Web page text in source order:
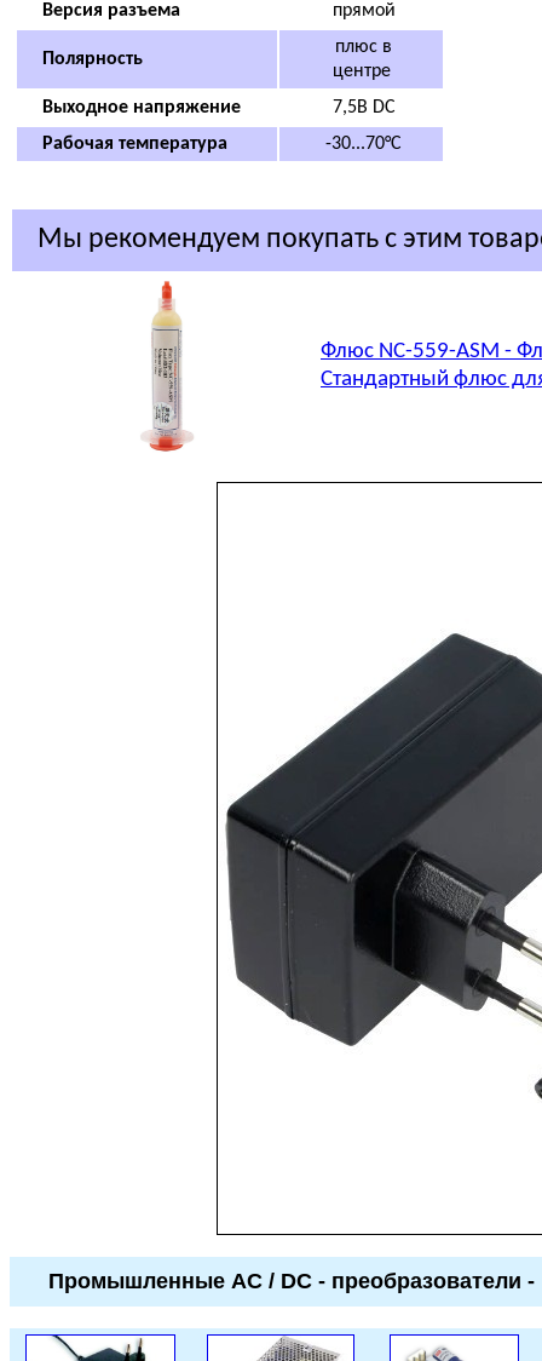
Версия разъема
прямой
Полярность
плюс в
центре
Выходное напряжение
7,5В DC
Рабочая температура
-30...70°C
Мы рекомендуем покупать с этим
Флюс NC-559-ASM -
Стандартный флюс
Промышленные AC / DC - преобразователи